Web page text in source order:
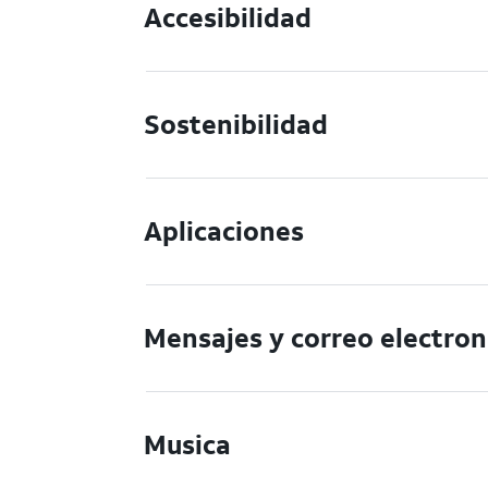
Accesibilidad
Sostenibilidad
Aplicaciones
Mensajes y correo
Musica